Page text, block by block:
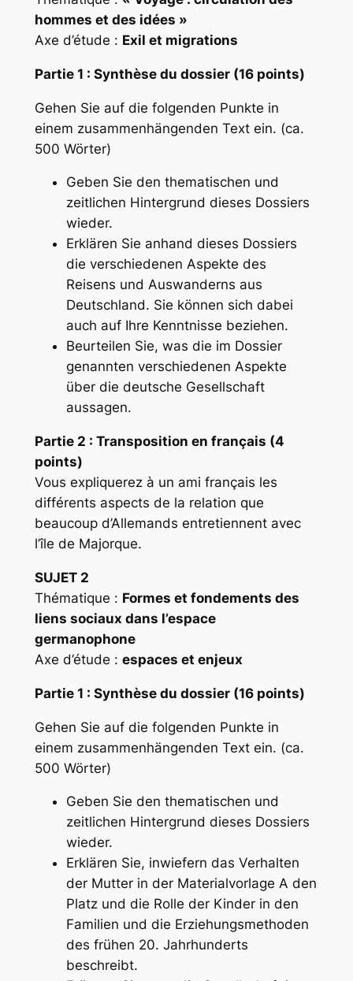
hommes et des idées »
Axe d’étude : Exil et migrations
Partie 1 : Synthèse du dossier (16 points)
Gehen Sie auf die folgenden Punkte in
einem zusammenhängenden Text ein. (ca.
500 Wörter)
Geben Sie den thematischen und
zeitlichen Hintergrund dieses Dossiers
wieder.
Erklären Sie anhand dieses Dossiers
die verschiedenen Aspekte des
Reisens und Auswanderns aus
Deutschland. Sie können sich dabei
auch auf Ihre Kenntnisse beziehen.
Beurteilen Sie, was die im Dossier
genannten verschiedenen Aspekte
über die deutsche Gesellschaft
aussagen.
Partie 2 : Transposition en français (4
points)
Vous expliquerez à un ami français les
différents aspects de la relation que
beaucoup d’Allemands entretiennent avec
l’île de Majorque.
SUJET 2
Thématique : Formes et fondements des
liens sociaux dans l’espace
germanophone
Axe d’étude : espaces et enjeux
Partie 1 : Synthèse du dossier (16 points)
Gehen Sie auf die folgenden Punkte in
einem zusammenhängenden Text ein. (ca.
500 Wörter)
Geben Sie den thematischen und
zeitlichen Hintergrund dieses Dossiers
wieder.
Erklären Sie, inwiefern das Verhalten
der Mutter in der Materialvorlage A den
Platz und die Rolle der Kinder in den
Familien und die Erziehungsmethoden
des frühen 20. Jahrhunderts
beschreibt.